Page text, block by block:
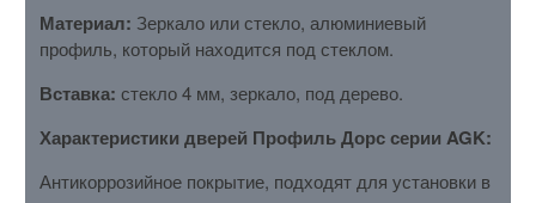
Материал: Зеркало или стекло, алюминиевый
профиль, который находится под стеклом.
Вставка: стекло 4 мм, зеркало, под дерево.
Характеристики дверей Профиль Дорс серии AGK:
Антикоррозийное покрытие, подходят для установки в